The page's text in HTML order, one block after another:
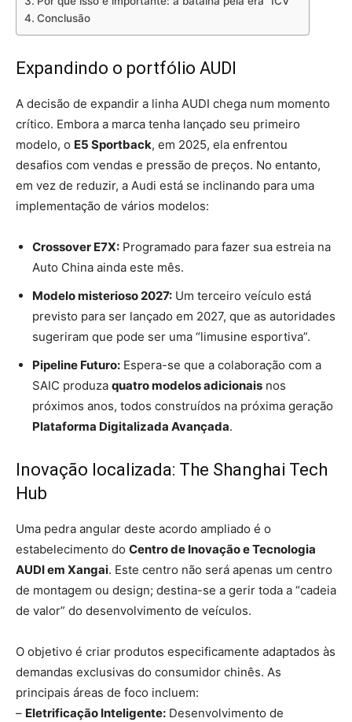
Conclusão
Expandindo o portfólio AUDI
A decisão de expandir a linha AUDI chega num momento
crítico. Embora a marca tenha lançado seu primeiro
modelo, o E5 Sportback, em 2025, ela enfrentou
desafios com vendas e pressão de preços. No entanto,
em vez de reduzir, a Audi está se inclinando para uma
implementação de vários modelos:
Crossover E7X: Programado para fazer sua estreia na
Auto China ainda este mês.
Modelo misterioso 2027: Um terceiro veículo está
previsto para ser lançado em 2027, que as autoridades
sugeriram que pode ser uma “limusine esportiva”.
Pipeline Futuro: Espera-se que a colaboração com a
SAIC produza quatro modelos adicionais nos
próximos anos, todos construídos na próxima geração
Plataforma Digitalizada Avançada.
Inovação localizada: The Shanghai Tech
Hub
Uma pedra angular deste acordo ampliado é o
estabelecimento do Centro de Inovação e Tecnologia
AUDI em Xangai. Este centro não será apenas um centro
de montagem ou design; destina-se a gerir toda a “cadeia
de valor” do desenvolvimento de veículos.
O objetivo é criar produtos especificamente adaptados às
demandas exclusivas do consumidor chinês. As
principais áreas de foco incluem:
– Eletrificação Inteligente: Desenvolvimento de